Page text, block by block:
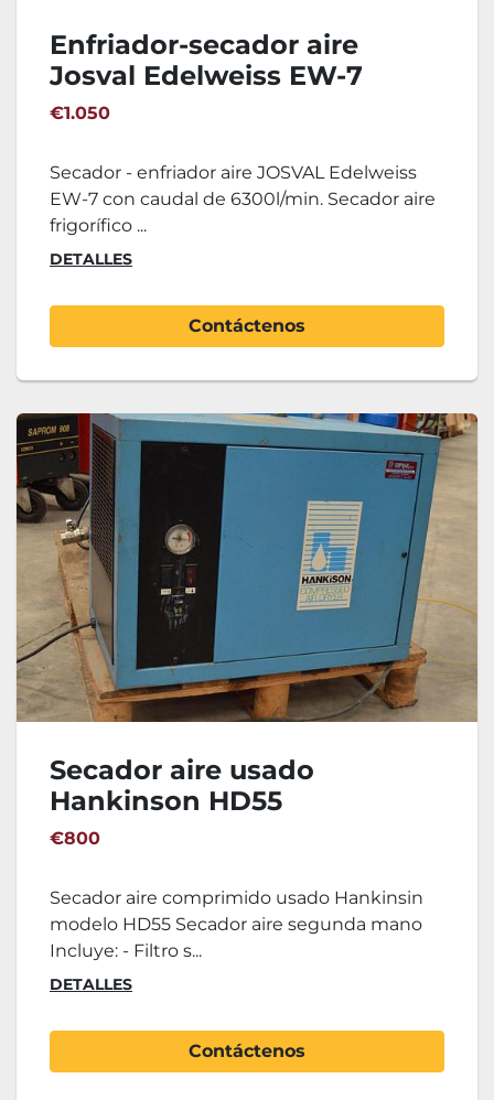
Enfriador-secador aire
Josval Edelweiss EW-7
€1.050
Secador - enfriador aire JOSVAL Edelweiss
EW-7 con caudal de 6300l/min. Secador aire
frigorífico ...
DETALLES
Contáctenos
Secador aire usado
Hankinson HD55
€800
Secador aire comprimido usado Hankinsin
modelo HD55 Secador aire segunda mano
Incluye: - Filtro s...
DETALLES
Contáctenos